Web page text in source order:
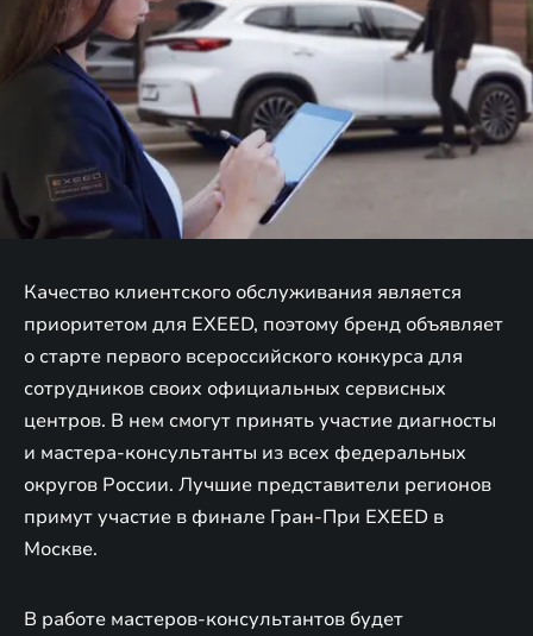
Качество клиентского обслуживания является
приоритетом для EXEED, поэтому бренд объявляет
о старте первого всероссийского конкурса для
сотрудников своих официальных сервисных
центров. В нем смогут принять участие диагносты
и мастера-консультанты из всех федеральных
округов России. Лучшие представители регионов
примут участие в финале Гран-При EXEED в
Москве.
В работе мастеров-консультантов будет